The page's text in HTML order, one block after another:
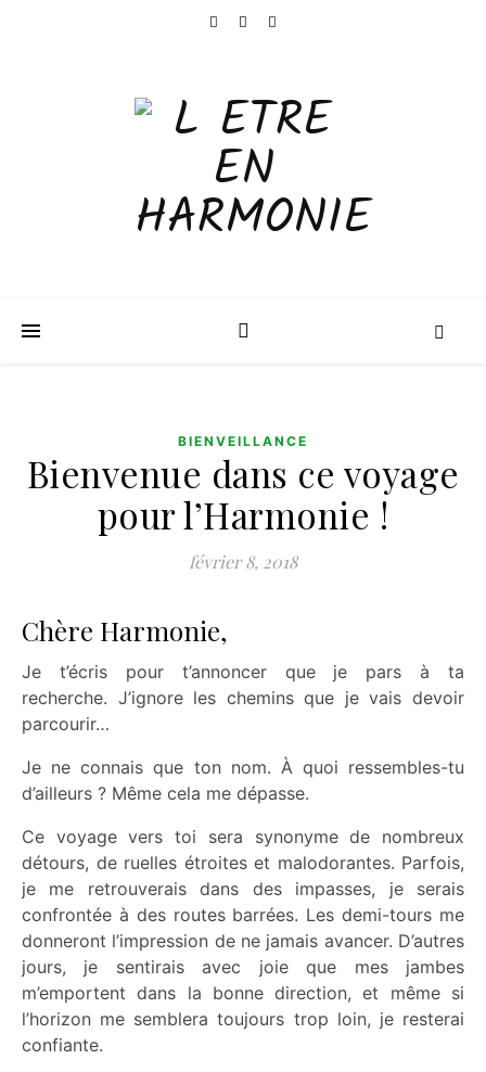
BIENVEILLANCE
Bienvenue dans ce voyage
pour l’Harmonie !
février 8, 2018
Chère Harmonie,
Je t’écris pour t’annoncer que je pars à ta
recherche. J’ignore les chemins que je vais devoir
parcourir…
Je ne connais que ton nom. À quoi ressembles-tu
d’ailleurs ? Même cela me dépasse.
Ce voyage vers toi sera synonyme de nombreux
détours, de ruelles étroites et malodorantes. Parfois,
je me retrouverais dans des impasses, je serais
confrontée à des routes barrées. Les demi-tours me
donneront l’impression de ne jamais avancer. D’autres
jours, je sentirais avec joie que mes jambes
m’emportent dans la bonne direction, et même si
l’horizon me semblera toujours trop loin, je resterai
confiante.